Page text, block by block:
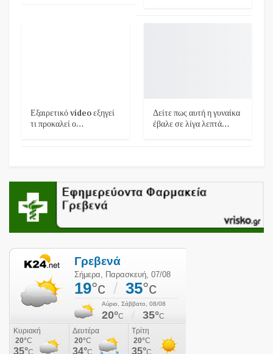
Εξαιρετικό video εξηγεί
τι προκαλεί ο…
Δείτε πως αυτή η γυναίκα
έβαλε σε λίγα λεπτά…